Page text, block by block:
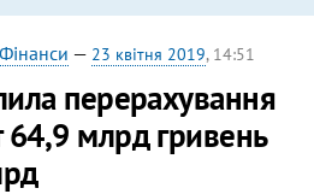
Фінанси — 23 квітня 2019, 14:51
перерахування
млрд гривень